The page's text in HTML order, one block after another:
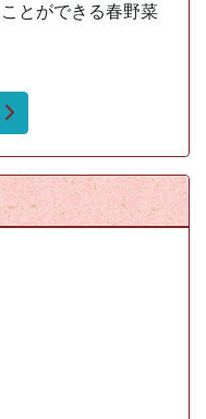
とができる春野菜